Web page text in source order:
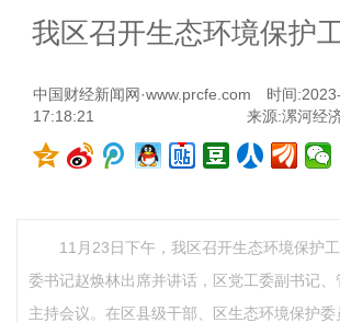
我区召开生态环境保护
中国财经新闻网·www.prcfe.com
时间
17:18:21
来源:漯河经
11月23日下午，我区召开生态环境保护
委书记赵焕林出席并讲话，区党工委副书记
主持会议。在区县级干部、区生态环境保护